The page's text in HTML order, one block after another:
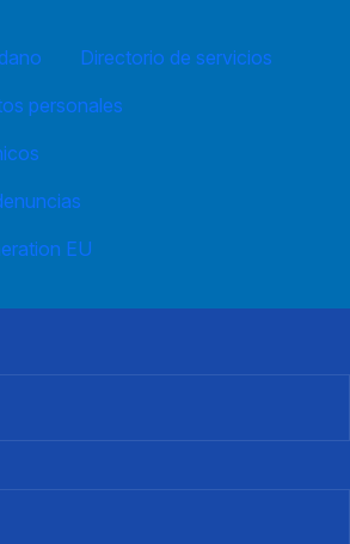
Directorio de servicios
personales
EU